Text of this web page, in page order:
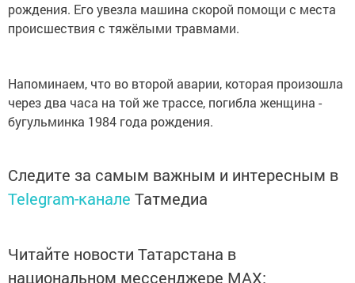
рождения. Его увезла машина скорой помощи с места
происшествия с тяжёлыми травмами.
Напоминаем, что во второй аварии, которая произошла
через два часа на той же трассе, погибла женщина -
бугульминка 1984 года рождения.
Следите за самым важным и интересным в
Telegram-канале Татмедиа
Читайте новости Татарстана в
национальном мессенджере MАХ: